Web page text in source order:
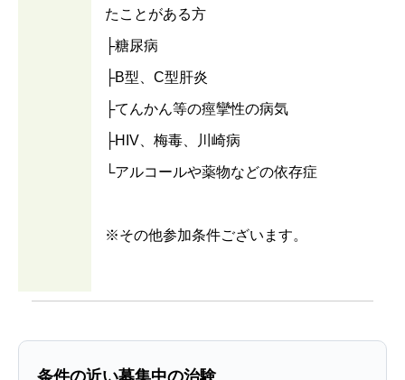
たことがある方
├糖尿病
├B型、C型肝炎
├てんかん等の痙攣性の病気
├HIV、梅毒、川崎病
└アルコールや薬物などの依存症
※その他参加条件ございます。